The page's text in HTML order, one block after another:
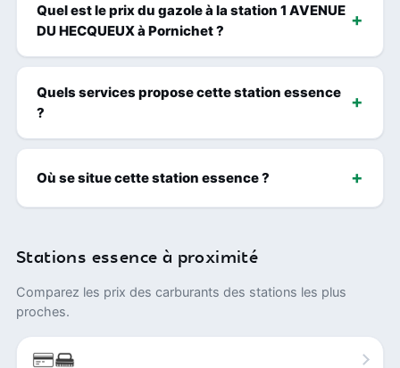
Quel est le prix du gazole à la station 1 AVENUE
DU HECQUEUX à Pornichet ?
Quels services propose cette station essence
?
Où se situe cette station essence ?
Stations essence à proximité
Comparez les prix des carburants des stations les plus
proches.